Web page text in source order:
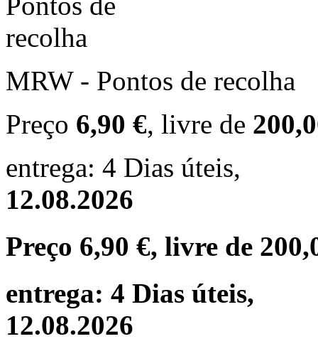
MRW - Pontos de recolha
Preço 6,90 €, livre de
entrega: 4 Dias úteis,
12.08.2026
Preço 6,90 €, livre de
entrega: 4 Dias úteis,
12.08.2026